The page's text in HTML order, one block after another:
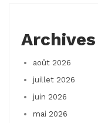
Archives
août 2026
juillet 2026
juin 2026
mai 2026